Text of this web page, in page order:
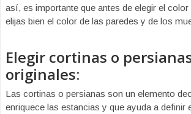
así, es importante que antes de elegir el
elijas bien el color de las paredes y de los
Elegir cortinas o
originales:
Las cortinas o persianas son un elemento
enriquece las estancias y que ayuda a definir